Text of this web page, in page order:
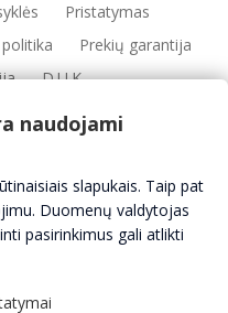
Pristatymas
Prekių garantija
D.U.K
dalys
Apie mus
naudojami
slapukais. Taip pat
Duomenų valdytojas
pasirinkimus gali atlikti